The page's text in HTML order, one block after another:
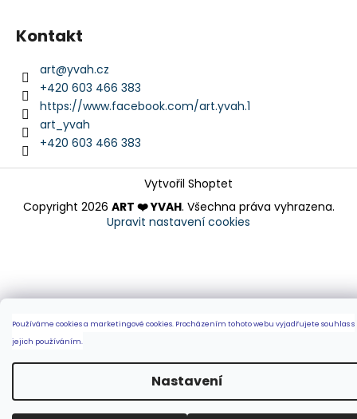
Používáme cookies a marketingové cookies. Procházením tohoto webu vyjadřujete souhlas s
jejich používáním.
Nastavení
Kontakt
art@yvah.cz
+420 603 466 383
https://www.facebook.com/art.yvah.1
art_yvah
+420 603 466 383
Vytvořil Shoptet
Copyright 2026 ART ❤️ YVAH. Všechna práva vyhrazena.
Upravit nastavení cookies